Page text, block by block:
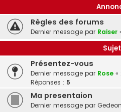
Règles des forums
Dernier message par Raiser
Présentez-vous
Dernier message par Rose «
Réponses : 5
Ma presentaion
Dernier message par